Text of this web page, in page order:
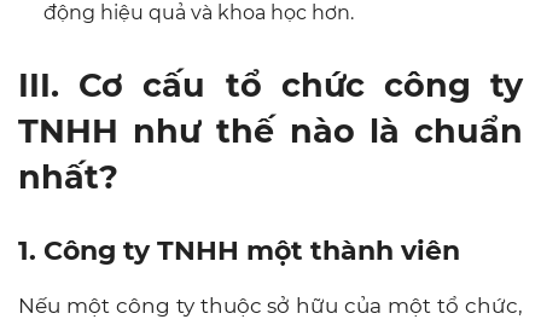
động hiệu quả và khoa học hơn.
III. Cơ cấu tổ chức công ty
TNHH như thế nào là chuẩn
nhất?
1. Công ty TNHH một thành viên
Nếu một công ty thuộc sở hữu của một tổ chức,